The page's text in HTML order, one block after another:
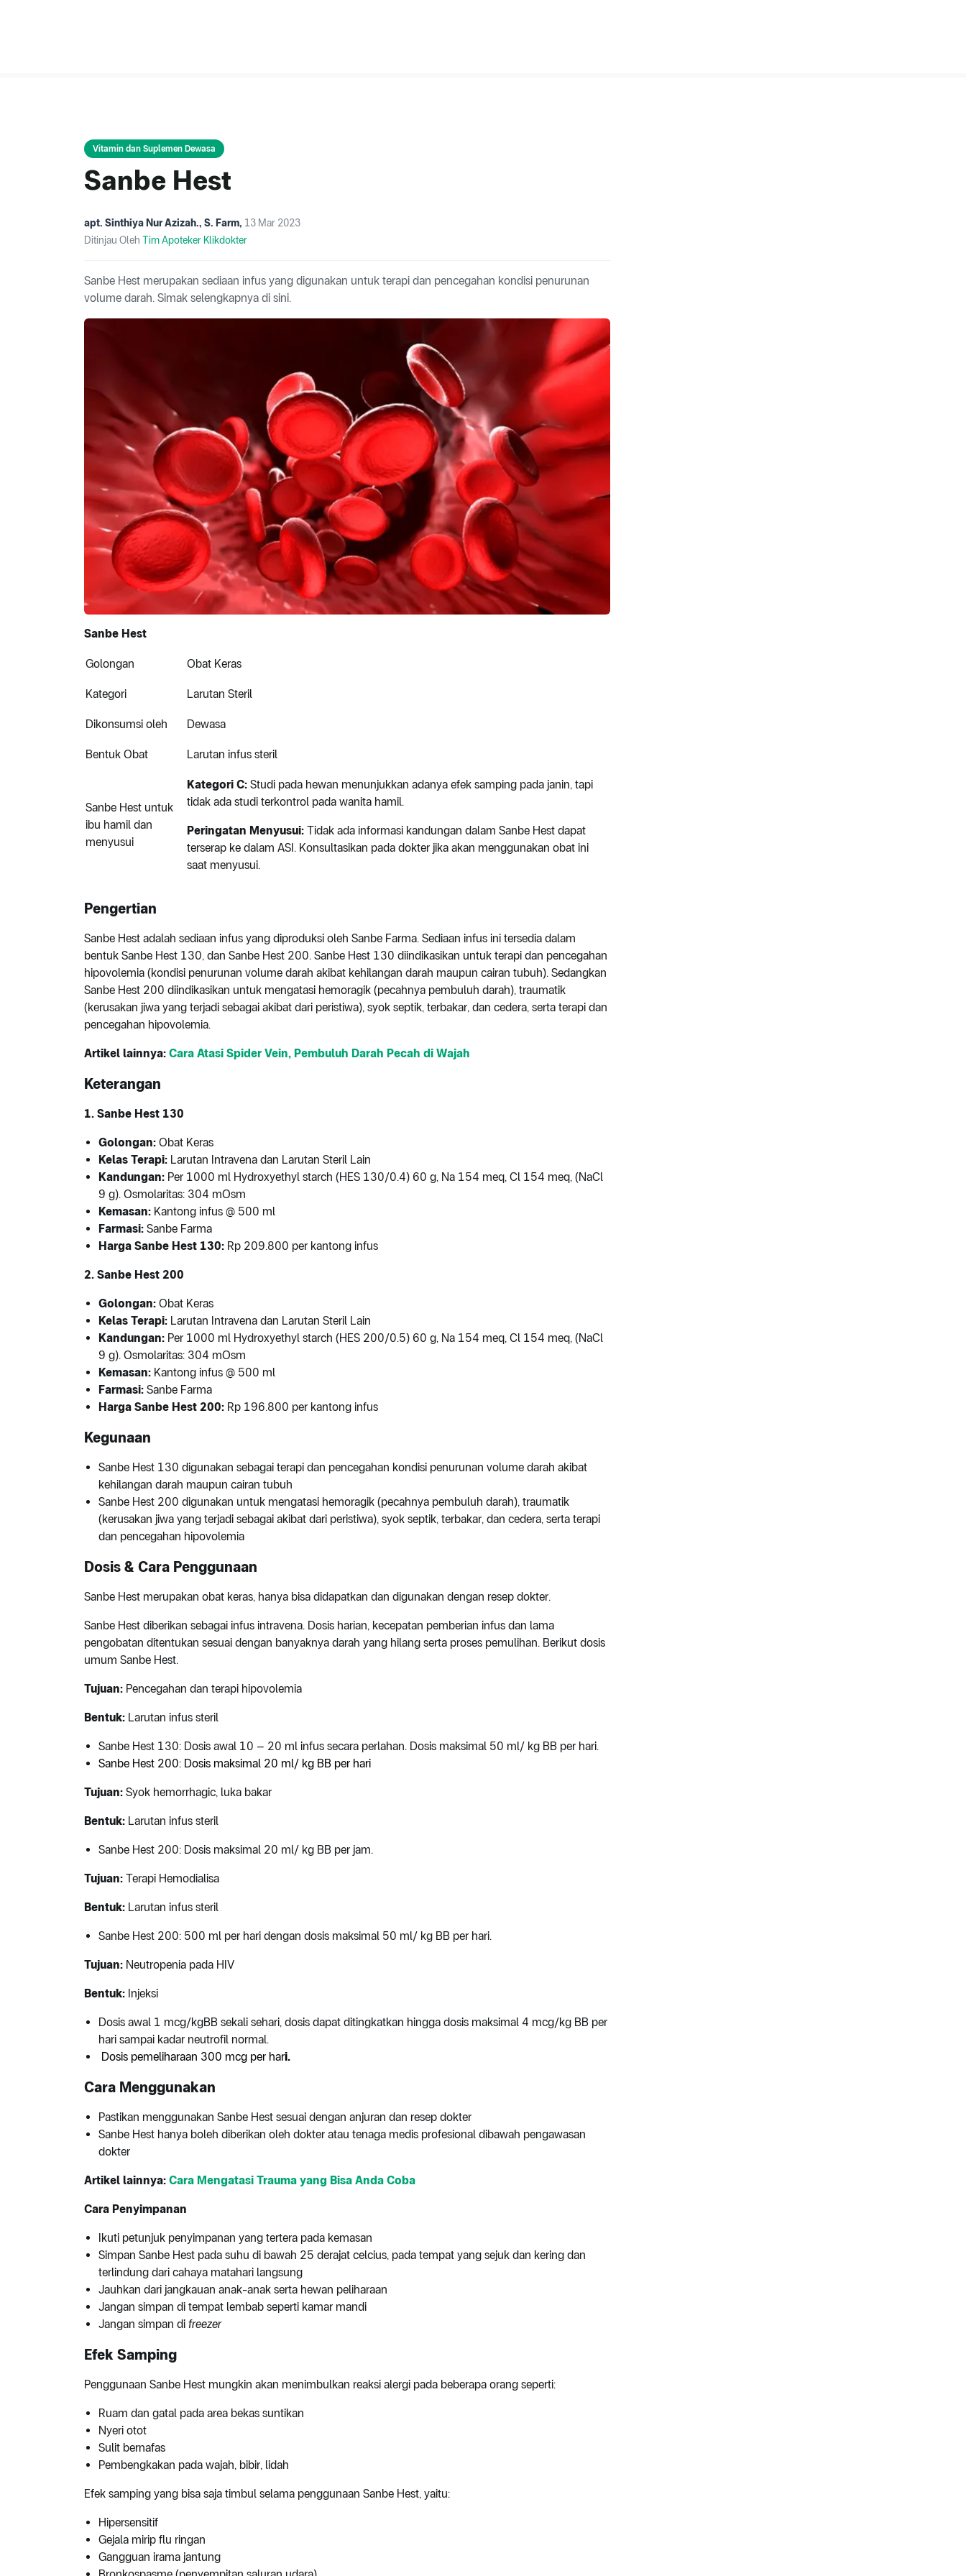
Vitamin dan Suplemen Dewasa
Sanbe Hest
apt. Sinthiya Nur Azizah., S. Farm, 13 Mar 2023
Ditinjau Oleh Tim Apoteker Klikdokter
Sanbe Hest merupakan sediaan infus yang digunakan untuk terapi dan pencegahan kondisi penurunan
volume darah. Simak selengkapnya di sini.
Sanbe Hest
Golongan Obat Keras
Kategori Larutan Steril
Dikonsumsi oleh Dewasa
Bentuk Obat Larutan infus steril
Sanbe Hest untuk
ibu hamil dan
menyusui
Kategori C: Studi pada hewan menunjukkan adanya efek samping pada janin, tapi
tidak ada studi terkontrol pada wanita hamil.
Peringatan Menyusui: Tidak ada informasi kandungan dalam Sanbe Hest dapat
terserap ke dalam ASI. Konsultasikan pada dokter jika akan menggunakan obat ini
saat menyusui.
Pengertian
Sanbe Hest adalah sediaan infus yang diproduksi oleh Sanbe Farma. Sediaan infus ini tersedia dalam
bentuk Sanbe Hest 130, dan Sanbe Hest 200. Sanbe Hest 130 diindikasikan untuk terapi dan pencegahan
hipovolemia (kondisi penurunan volume darah akibat kehilangan darah maupun cairan tubuh). Sedangkan
Sanbe Hest 200 diindikasikan untuk mengatasi hemoragik (pecahnya pembuluh darah), traumatik
(kerusakan jiwa yang terjadi sebagai akibat dari peristiwa), syok septik, terbakar, dan cedera, serta terapi dan
pencegahan hipovolemia.
Artikel lainnya: Cara Atasi Spider Vein, Pembuluh Darah Pecah di Wajah
Keterangan
1. Sanbe Hest 130
Golongan: Obat Keras
Kelas Terapi: Larutan Intravena dan Larutan Steril Lain
Kandungan: Per 1000 ml Hydroxyethyl starch (HES 130/0.4) 60 g, Na 154 meq, Cl 154 meq, (NaCl
9 g). Osmolaritas: 304 mOsm
Kemasan: Kantong infus @ 500 ml
Farmasi: Sanbe Farma
Harga Sanbe Hest 130: Rp 209.800 per kantong infus
2. Sanbe Hest 200
Golongan: Obat Keras
Kelas Terapi: Larutan Intravena dan Larutan Steril Lain
Kandungan: Per 1000 ml Hydroxyethyl starch (HES 200/0.5) 60 g, Na 154 meq, Cl 154 meq, (NaCl
9 g). Osmolaritas: 304 mOsm
Kemasan: Kantong infus @ 500 ml
Farmasi: Sanbe Farma
Harga Sanbe Hest 200: Rp 196.800 per kantong infus
Kegunaan
Sanbe Hest 130 digunakan sebagai terapi dan pencegahan kondisi penurunan volume darah akibat
kehilangan darah maupun cairan tubuh
Sanbe Hest 200 digunakan untuk mengatasi hemoragik (pecahnya pembuluh darah), traumatik
(kerusakan jiwa yang terjadi sebagai akibat dari peristiwa), syok septik, terbakar, dan cedera, serta terapi
dan pencegahan hipovolemia
Dosis & Cara Penggunaan
Sanbe Hest merupakan obat keras, hanya bisa didapatkan dan digunakan dengan resep dokter.
Sanbe Hest diberikan sebagai infus intravena. Dosis harian, kecepatan pemberian infus dan lama
pengobatan ditentukan sesuai dengan banyaknya darah yang hilang serta proses pemulihan. Berikut dosis
umum Sanbe Hest.
Tujuan: Pencegahan dan terapi hipovolemia
Bentuk: Larutan infus steril
Sanbe Hest 130: Dosis awal 10 – 20 ml infus secara perlahan. Dosis maksimal 50 ml/ kg BB per hari.
Sanbe Hest 200: Dosis maksimal 20 ml/ kg BB per hari
Tujuan: Syok hemorrhagic, luka bakar
Bentuk: Larutan infus steril
Sanbe Hest 200: Dosis maksimal 20 ml/ kg BB per jam.
Tujuan: Terapi Hemodialisa
Bentuk: Larutan infus steril
Sanbe Hest 200: 500 ml per hari dengan dosis maksimal 50 ml/ kg BB per hari.
Tujuan: Neutropenia pada HIV
Bentuk: Injeksi
Dosis awal 1 mcg/kgBB sekali sehari, dosis dapat ditingkatkan hingga dosis maksimal 4 mcg/kg BB per
hari sampai kadar neutrofil normal.
Dosis pemeliharaan 300 mcg per hari.
Cara Menggunakan
Pastikan menggunakan Sanbe Hest sesuai dengan anjuran dan resep dokter
Sanbe Hest hanya boleh diberikan oleh dokter atau tenaga medis profesional dibawah pengawasan
dokter
Artikel lainnya: Cara Mengatasi Trauma yang Bisa Anda Coba
Cara Penyimpanan
Ikuti petunjuk penyimpanan yang tertera pada kemasan
Simpan Sanbe Hest pada suhu di bawah 25 derajat celcius, pada tempat yang sejuk dan kering dan
terlindung dari cahaya matahari langsung
Jauhkan dari jangkauan anak-anak serta hewan peliharaan
Jangan simpan di tempat lembab seperti kamar mandi
Jangan simpan di freezer
Efek Samping
Penggunaan Sanbe Hest mungkin akan menimbulkan reaksi alergi pada beberapa orang seperti:
Ruam dan gatal pada area bekas suntikan
Nyeri otot
Sulit bernafas
Pembengkakan pada wajah, bibir, lidah
Efek samping yang bisa saja timbul selama penggunaan Sanbe Hest, yaitu:
Hipersensitif
Gejala mirip flu ringan
Gangguan irama jantung